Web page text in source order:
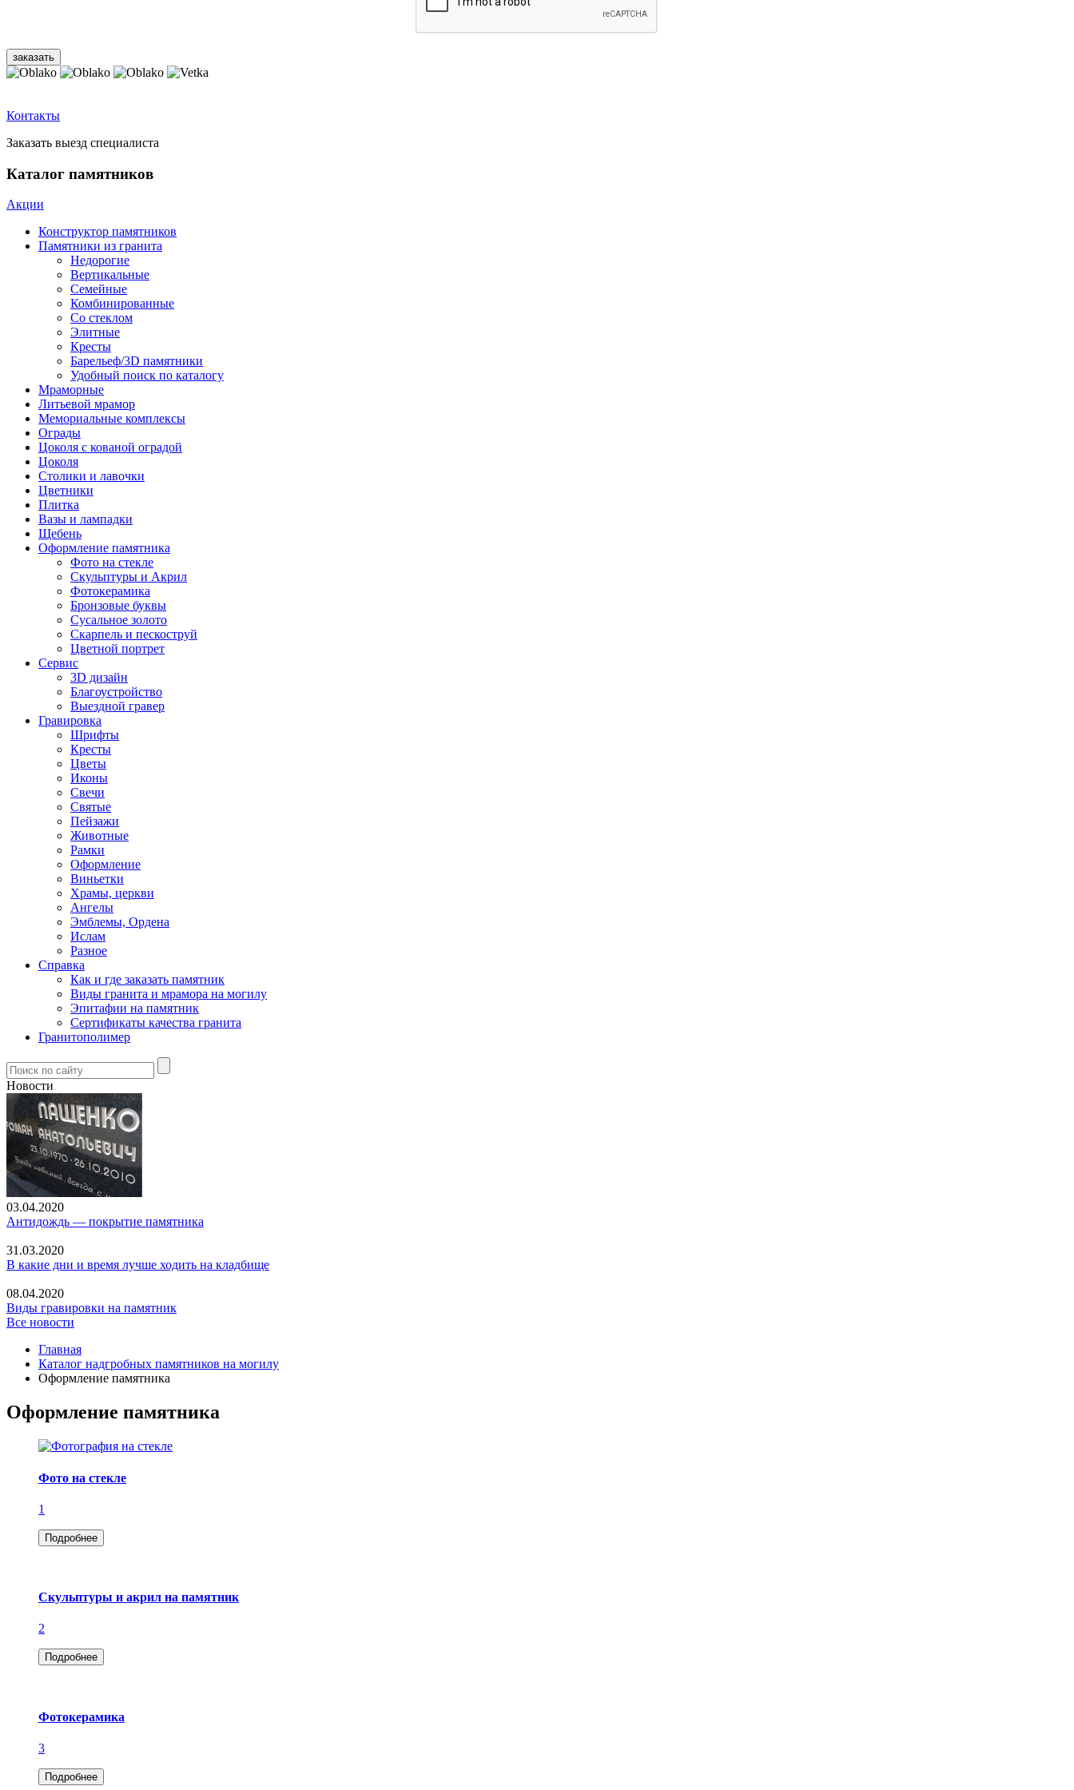
Контакты
Заказать выезд специалиста
Каталог памятников
Акции
Конструктор памятников
Памятники из гранита
Недорогие
Вертикальные
Семейные
Комбинированные
Со стеклом
Элитные
Кресты
Барельеф/3D памятники
Удобный поиск по каталогу
Мраморные
Литьевой мрамор
Мемориальные комплексы
Ограды
Цоколя с кованой оградой
Цоколя
Столики и лавочки
Цветники
Плитка
Вазы и лампадки
Щебень
Оформление памятника
Фото на стекле
Скульптуры и Акрил
Фотокерамика
Бронзовые буквы
Сусальное золото
Скарпель и пескоструй
Цветной портрет
Сервис
3D дизайн
Благоустройство
Выездной гравер
Гравировка
Шрифты
Кресты
Цветы
Иконы
Свечи
Святые
Пейзажи
Животные
Рамки
Оформление
Виньетки
Храмы, церкви
Ангелы
Эмблемы, Ордена
Ислам
Разное
Справка
Как и где заказать памятник
Виды гранита и мрамора на могилу
Эпитафии на памятник
Сертификаты качества гранита
Гранитополимер
Новости
03.04.2020
Антидождь — покрытие памятника
31.03.2020
В какие дни и время лучше ходить на кладбище
08.04.2020
Виды гравировки на памятник
Все новости
Главная
Каталог надгробных памятников на могилу
Оформление памятника
Оформление памятника
Фото на стекле
1
Подробнее
Скульптуры и акрил на памятник
2
Подробнее
Фотокерамика
3
Подробнее